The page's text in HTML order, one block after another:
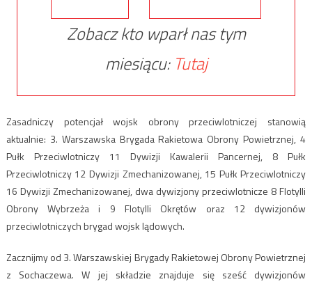
Zobacz kto wparł nas tym
miesiącu: Tutaj
Zasadniczy potencjał wojsk obrony przeciwlotniczej stanowią
aktualnie: 3. Warszawska Brygada Rakietowa Obrony Powietrznej, 4
Pułk Przeciwlotniczy 11 Dywizji Kawalerii Pancernej, 8 Pułk
Przeciwlotniczy 12 Dywizji Zmechanizowanej, 15 Pułk Przeciwlotniczy
16 Dywizji Zmechanizowanej, dwa dywizjony przeciwlotnicze 8 Flotylli
Obrony Wybrzeża i 9 Flotylli Okrętów oraz 12 dywizjonów
przeciwlotniczych brygad wojsk lądowych.
Zacznijmy od 3. Warszawskiej Brygady Rakietowej Obrony Powietrznej
z Sochaczewa. W jej składzie znajduje się sześć dywizjonów